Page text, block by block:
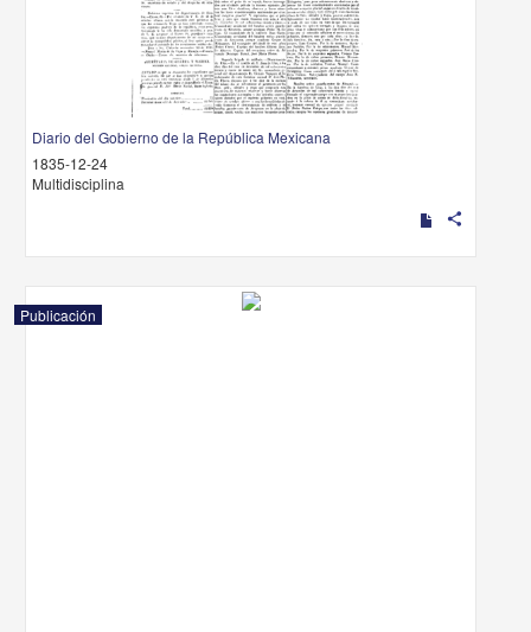
Diario del Gobierno de la República Mexicana
1835-12-24
Multidisciplina
share
Publicación